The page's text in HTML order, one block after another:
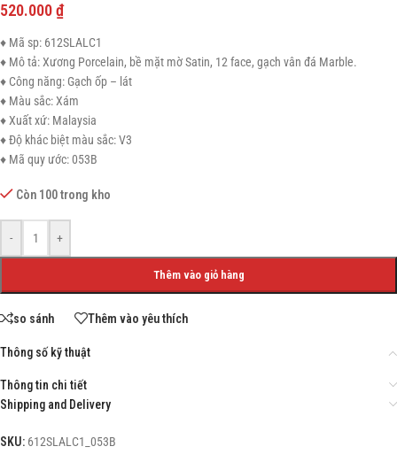
520.000₫
♦ Mã sp: 612SLALC1
♦ Mô tả: Xương Porcelain, bề mặt mờ Satin, 12 face, gạch vân đá Marble.
♦ Công năng: Gạch ốp – lát
♦ Màu sắc: Xám
♦ Xuất xứ: Malaysia
♦ Độ khác biệt màu sắc: V3
♦ Mã quy ước: 053B
Còn 100 trong kho
- +
Thêm vào giỏ hàng
so sánh Thêm vào yêu thích
Thông số kỹ thuật
Thông tin chi tiết
Shipping and Delivery
SKU: 612SLALC1_053B